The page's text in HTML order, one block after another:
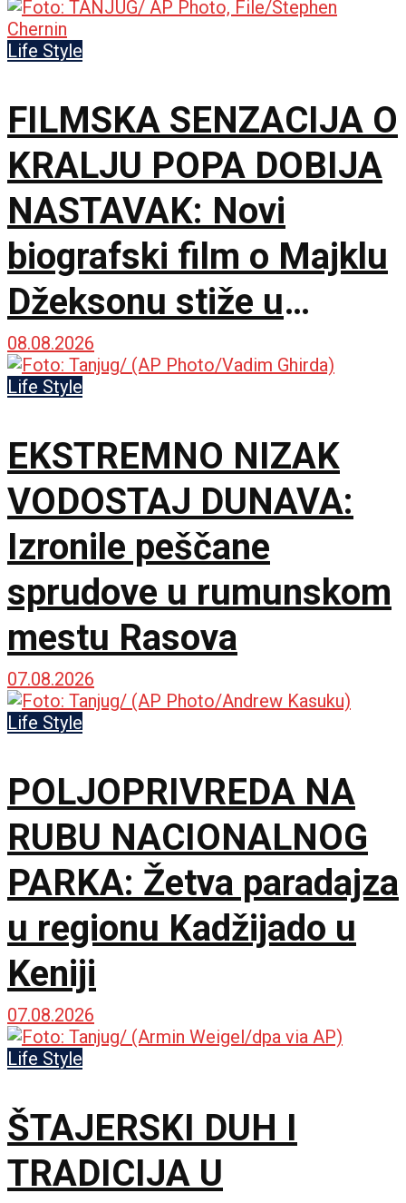
Life Style
FILMSKA SENZACIJA O
KRALJU POPA DOBIJA
NASTAVAK: Novi
biografski film o Majklu
Džeksonu stiže u
bioskope
08.08.2026
Life Style
EKSTREMNO NIZAK
VODOSTAJ DUNAVA:
Izronile peščane
sprudove u rumunskom
mestu Rasova
07.08.2026
Life Style
POLJOPRIVREDA NA
RUBU NACIONALNOG
PARKA: Žetva paradajza
u regionu Kadžijado u
Keniji
07.08.2026
Life Style
ŠTAJERSKI DUH I
TRADICIJA U